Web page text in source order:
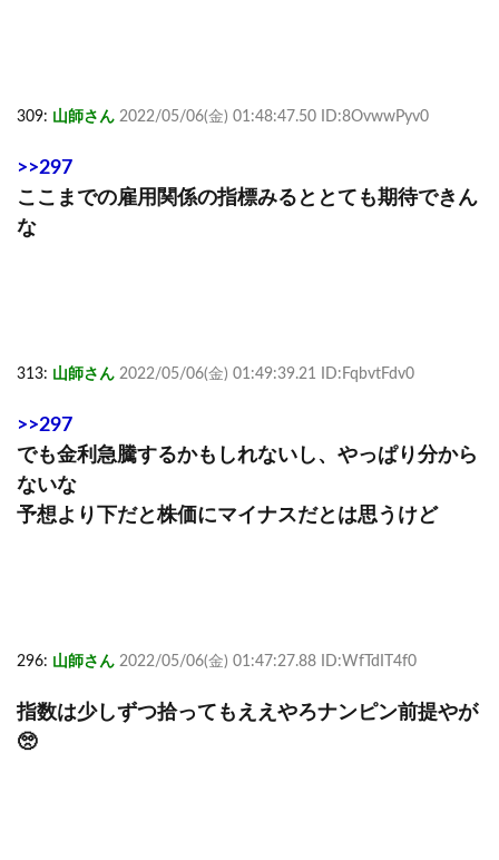
309: 山師さん 2022/05/06(金) 01:48:47.50 ID:8OvwwPyv0
>>297
ここまでの雇用関係の指標みるととても期待できん
な
313: 山師さん 2022/05/06(金) 01:49:39.21 ID:FqbvtFdv0
>>297
でも金利急騰するかもしれないし、やっぱり分から
ないな
予想より下だと株価にマイナスだとは思うけど
296: 山師さん 2022/05/06(金) 01:47:27.88 ID:WfTdIT4f0
指数は少しずつ拾ってもええやろナンピン前提やが
🥺